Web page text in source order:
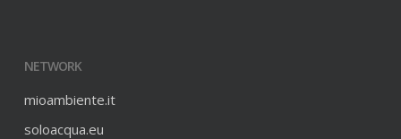
NETWORK
mioambiente.it
soloacqua.eu